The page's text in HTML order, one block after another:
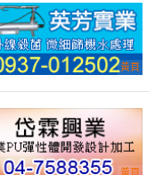
立即報價
立即報價